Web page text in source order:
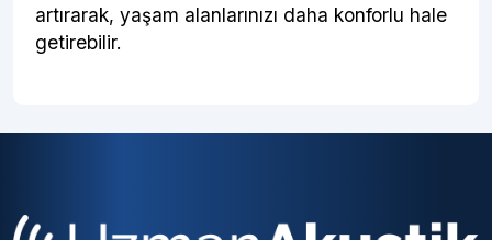
artırarak, yaşam alanlarınızı daha konforlu hale
getirebilir.